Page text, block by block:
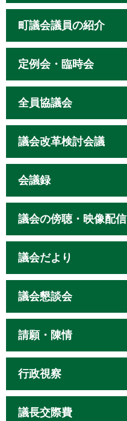
町議会議員の紹介
定例会・臨時会
全員協議会
議会改革検討会議
会議録
議会の傍聴・映像配信
議会だより
議会懇談会
請願・陳情
行政視察
議長交際費